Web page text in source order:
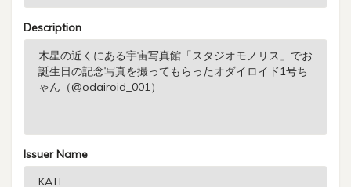
Description
Issuer Name